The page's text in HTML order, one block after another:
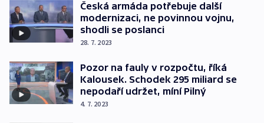
Česká armáda potřebuje další
modernizaci, ne povinnou vojnu,
shodli se poslanci
28. 7. 2023
Pozor na fauly v rozpočtu, říká
Kalousek. Schodek 295 miliard se
nepodaří udržet, míní Pilný
4. 7. 2023